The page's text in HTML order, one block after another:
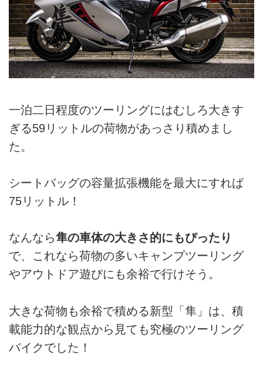
一泊二日程度のツーリングにはむしろ大きす
ぎる59リットルの荷物があっさり積めまし
た。
シートバッグの容量拡張機能を最大にすれば
75リットル！
なんなら隼の車体の大きさ的にもぴったり
で、これなら荷物の多いキャンプツーリング
やアウトドア遊びにも余裕で行けそう。
大きな荷物も余裕で積める新型「隼」は、積
載能力的な観点から見ても究極のツーリング
バイクでした！